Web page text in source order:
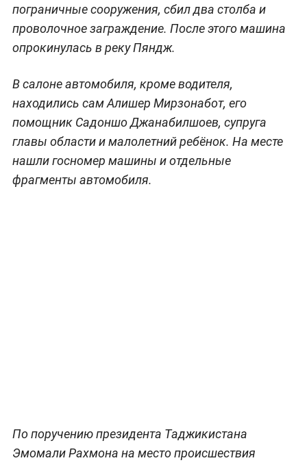
пограничные сооружения, сбил два столба и
проволочное заграждение. После этого машина
опрокинулась в реку Пяндж.
В салоне автомобиля, кроме водителя,
находились сам Алишер Мирзонабот, его
помощник Садоншо Джанабилшоев, супруга
главы области и малолетний ребёнок. На месте
нашли госномер машины и отдельные
фрагменты автомобиля.
По поручению президента Таджикистана
Эмомали Рахмона на место происшествия